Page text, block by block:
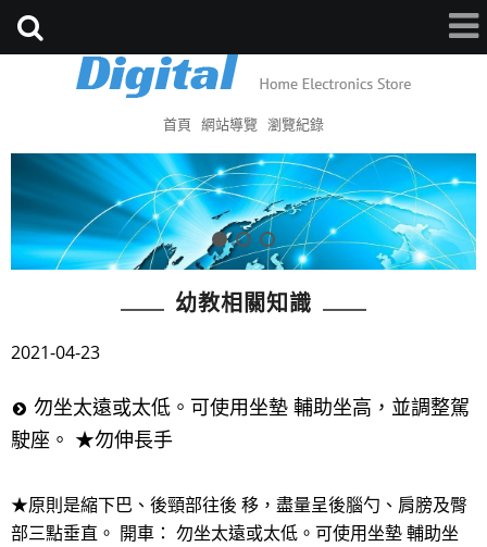
首頁 網站導覽 瀏覽紀錄
幼教相關知識
2021-04-23
勿坐太遠或太低。可使用坐墊 輔助坐高，並調整駕
駛座。 ★勿伸長手
★原則是縮下巴、後頸部往後 移，盡量呈後腦勺、肩膀及臀
部三點垂直。 開車： 勿坐太遠或太低。可使用坐墊 輔助坐